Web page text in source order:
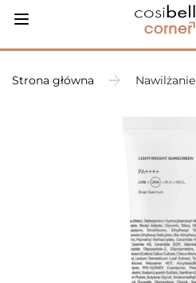
Strona główna Nawilżanie